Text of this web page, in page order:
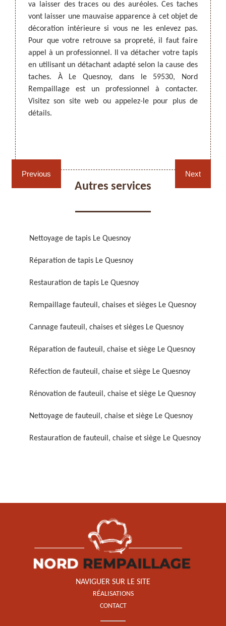
ARTISAN DEZITTER, REMPAILLAGE -
CANNAGE - RECOLLAGE, 59 NORD
Cannage fauteuil, chaises
Réparation de fauteuil,
chaise et siège 59
Rénovation de fauteuil,
Nettoyage de fauteuil,
Previous
du
les
de
est
au
sans
ce
va laisser des traces ou des auréoles. Ces taches
vont laisser une mauvaise apparence à cet objet de
décoration intérieure si vous ne les enlevez pas.
Pour que votre retrouve sa propreté, il faut faire
appel à un professionnel. Il va détacher votre tapis
en utilisant un détachant adapté selon la cause des
taches. À Le Quesnoy, dans le 59530, Nord
Rempaillage est un professionnel à contacter.
Visitez son site web ou appelez-le pour plus de
détails.
Pour
ses
Next
Autres services
Nettoyage de tapis Le Quesnoy
Réparation de tapis Le Quesnoy
Restauration de tapis Le Quesnoy
Rempaillage fauteuil, chaises et sièges Le Quesnoy
Cannage fauteuil, chaises et sièges Le Quesnoy
Réparation de fauteuil, chaise et siège Le Quesnoy
Réfection de fauteuil, chaise et siège Le Quesnoy
Rénovation de fauteuil, chaise et siège Le Quesnoy
Nettoyage de fauteuil, chaise et siège Le Quesnoy
Restauration de fauteuil, chaise et siège Le Quesnoy
NAVIGUER SUR LE SITE
RÉALISATIONS
CONTACT